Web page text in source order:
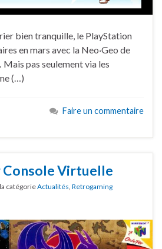
bien tranquille, le PlayStation
en mars avec la Neo·Geo de
Mais pas seulement via les
(…)
Faire un commentaire
Console Virtuelle
catégorieActualités Retrogaming